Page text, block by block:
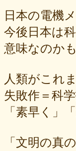
日本の電機
今後日本は
意味なのか
人類がこれ
失敗作＝科
「素早く」
「文明の真